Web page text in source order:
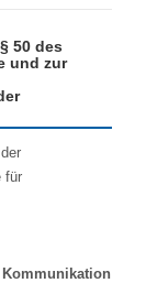
50 des
und zur
für